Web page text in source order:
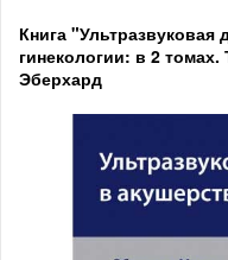
Книга "Ультразвуковая
гинекологии: в 2
Эберхард